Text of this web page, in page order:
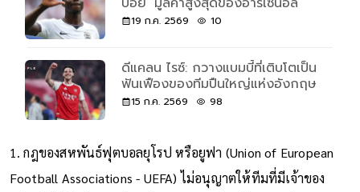
19 ก.ค. 2569 10
ดีแคลน ไรซ์: กวางแบมบี้ที่เติบโตเป็น
ฟันเฟืองของทีมปืนใหญ่แห่งอังกฤษ
15 ก.ค. 2569 98
1. กฎของสหพันธ์ฟุตบอลยุโรป หรือยูฟา (Union of European
Football Associations - UEFA) ไม่อนุญาตให้ทีมที่มีเจ้าของ